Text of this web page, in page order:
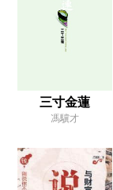
四、「四不像
五、兩次「長
六、長征有始
二、慈禧太后
三、為黃海血戰
三寸金蓮
馮驥才